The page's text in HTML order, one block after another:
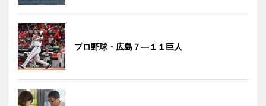
プロ野球・広島７―１１巨人